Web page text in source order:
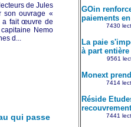
de Jules
son ouvrage «
a fait œuvre de
Nemo
d...
qui passe
GOin
paiements
7430
La paie
à part
9561
Monext
7414
Réside
7441